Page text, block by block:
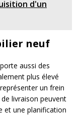
d'un
neuf
aussi des
plus élevé
un frein
livraison peuvent
et une planification